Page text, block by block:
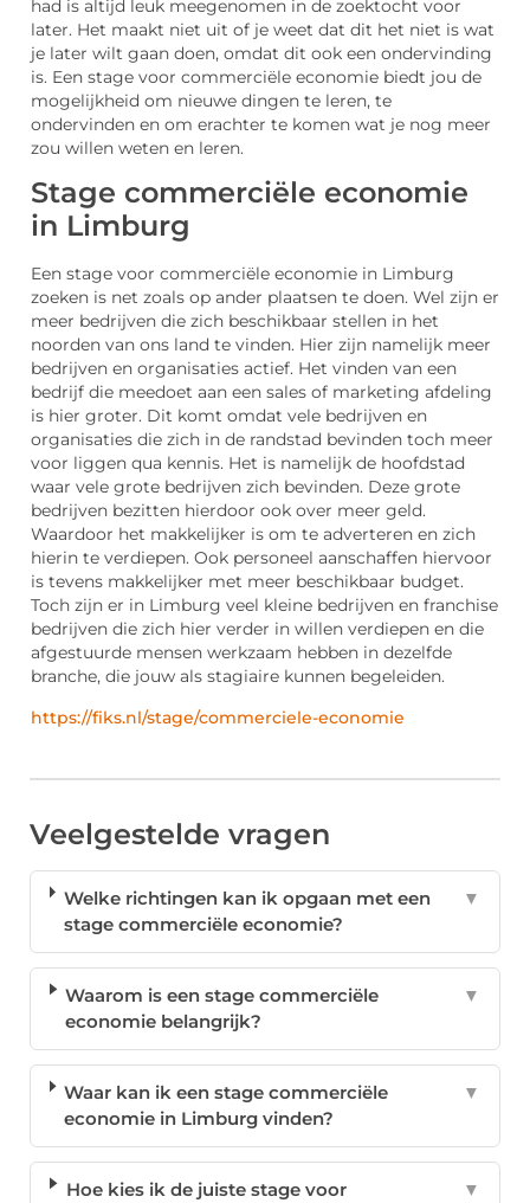
had is altijd leuk meegenomen in de zoektocht voor
later. Het maakt niet uit of je weet dat dit het niet is wat
je later wilt gaan doen, omdat dit ook een ondervinding
is. Een stage voor commerciële economie biedt jou de
mogelijkheid om nieuwe dingen te leren, te
ondervinden en om erachter te komen wat je nog meer
zou willen weten en leren.
Stage commerciële economie
in Limburg
Een stage voor commerciële economie in Limburg
zoeken is net zoals op ander plaatsen te doen. Wel zijn er
meer bedrijven die zich beschikbaar stellen in het
noorden van ons land te vinden. Hier zijn namelijk meer
bedrijven en organisaties actief. Het vinden van een
bedrijf die meedoet aan een sales of marketing afdeling
is hier groter. Dit komt omdat vele bedrijven en
organisaties die zich in de randstad bevinden toch meer
voor liggen qua kennis. Het is namelijk de hoofdstad
waar vele grote bedrijven zich bevinden. Deze grote
bedrijven bezitten hierdoor ook over meer geld.
Waardoor het makkelijker is om te adverteren en zich
hierin te verdiepen. Ook personeel aanschaffen hiervoor
is tevens makkelijker met meer beschikbaar budget.
Toch zijn er in Limburg veel kleine bedrijven en franchise
bedrijven die zich hier verder in willen verdiepen en die
afgestuurde mensen werkzaam hebben in dezelfde
branche, die jouw als stagiaire kunnen begeleiden.
https://fiks.nl/stage/commerciele-economie
Veelgestelde vragen
Welke richtingen kan ik opgaan met een
stage commerciële economie?
▼
Waarom is een stage commerciële
economie belangrijk?
▼
Waar kan ik een stage commerciële
economie in Limburg vinden?
▼
Hoe kies ik de juiste stage voor
▼